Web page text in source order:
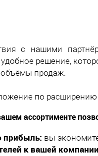
с нашими
решение,
объёмы продаж.
по расширению
ассортименте
прибыль: вы
к вашей